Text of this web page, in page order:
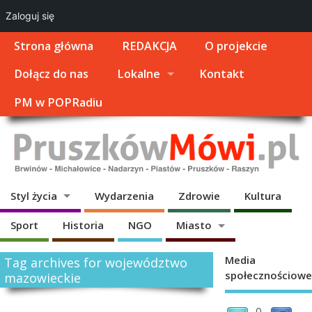
Strona główna REDAKCJA
O projekcie
Dołącz do nas
Lokalne
Kontakt
PM w POPRadiu
Styl życia Wydarzenia Zdrowie Kultura
Sport Historia NGO Miasto
Tag archives for województwo
mazowieckie
Media
społecznościowe
Zaloguj się